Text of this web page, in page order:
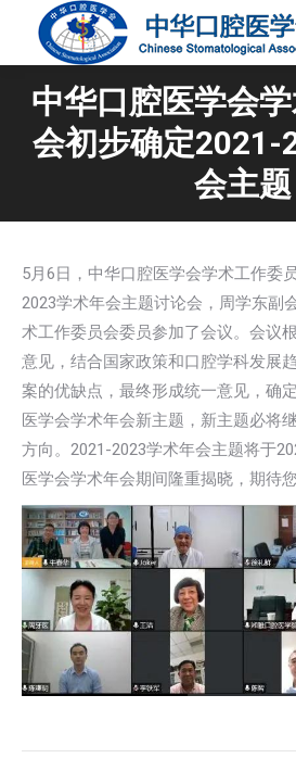
中华口腔医学会
会初步确定2021-
会主题
5月6日，中华口腔医学会学术工作委
2023学术年会主题讨论会，周学东副
术工作委员会委员参加了会议。会议
意见，结合国家政策和口腔学科发展
案的优缺点，最终形成统一意见，确
医学会学术年会新主题，新主题必将
方向。2021-2023学术年会主题将于
医学会学术年会期间隆重揭晓，期待